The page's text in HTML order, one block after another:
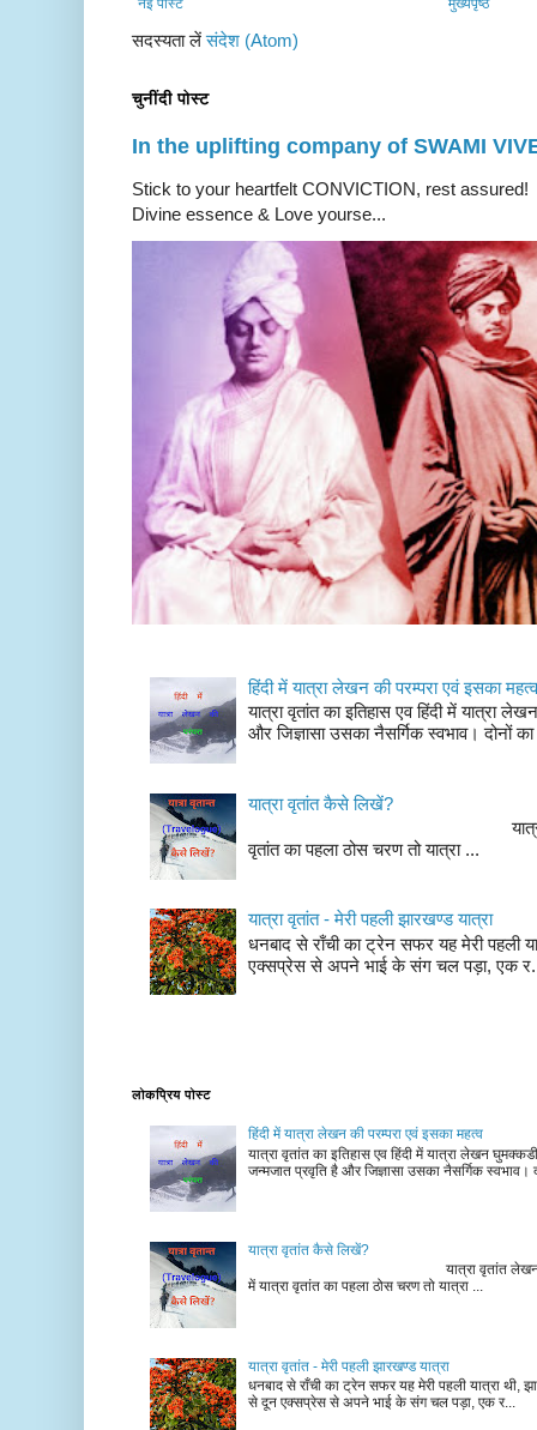
नई पोस्ट मुख्यपृष्ठ
सदस्यता लेंसंदेश (Atom)
चुनींदी पोस्ट
In the uplifting company of SWAMI
Stick to your heartfelt CONVICTION, rest
Divine essence & Love yourse...
हिंदी में यात्रा लेखन की परम्परा एवं इसका महत्व
यात्रा वृतांत का इतिहास एव हिंदी में यात्रा
और जिज्ञासा उसका नैसर्गिक स्वभाव। दोनों
यात्रा वृतांत कैसे लिखें?
यात्रा वृतांत लेखन के
वृतांत का पहला ठोस चरण तो यात्रा ...
यात्रा वृतांत - मेरी पहली झारखण्ड यात्रा
धनबाद से राँची का ट्रेन सफर यह मेरी पहली
एक्सप्रेस से अपने भाई के संग चल पड़ा, एक
लोकप्रिय पोस्ट
हिंदी में यात्रा लेखन की परम्परा एवं इसका महत्व
यात्रा वृतांत का इतिहास एव हिंदी में यात्रा लेखन
जन्मजात प्रवृति है और जिज्ञासा उसका नैसर्गिक स्वभाव।
यात्रा वृतांत कैसे लिखें?
यात्रा वृतांत लेखन के चरण
में यात्रा वृतांत का पहला ठोस चरण तो यात्रा ...
यात्रा वृतांत - मेरी पहली झारखण्ड यात्रा
धनबाद से राँची का ट्रेन सफर यह मेरी पहली यात्रा थी,
से दून एक्सप्रेस से अपने भाई के संग चल पड़ा, एक र...